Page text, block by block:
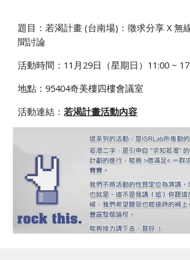
題目：若渴計畫 (台南場)：徵求分享 X無
聞討論
活動時間：1 1 月 29日（星期日）11:00 ~
地點：95404奇美樓四樓會議室
活動連結：若渴計畫活動內容